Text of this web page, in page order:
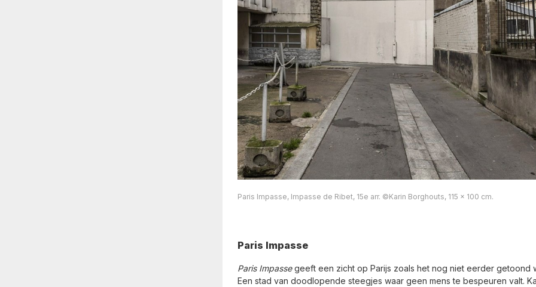
Paris Impasse, Impasse de Ribet, 15e arr. ©Karin Borghouts, 115 x 100 cm.
Paris Impasse
Paris Impassegeeft een zicht op Parijs zoals het nog niet eerder getoond
Een stad van doodlopende steegjes waar geen mens te bespeuren valt.